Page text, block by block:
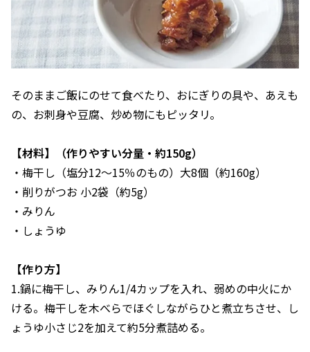
そのままご飯にのせて食べたり、おにぎりの具や、あえも
の、お刺身や豆腐、炒め物にもピッタリ。
【材料】（作りやすい分量・約150g）
・梅干し（塩分12～15％のもの）大8個（約160g）
・削りがつお 小2袋（約5g）
・みりん
・しょうゆ
【作り方】
1.鍋に梅干し、みりん1/4カップを入れ、弱めの中火にか
ける。梅干しを木べらでほぐしながらひと煮立ちさせ、し
ょうゆ小さじ2を加えて約5分煮詰める。